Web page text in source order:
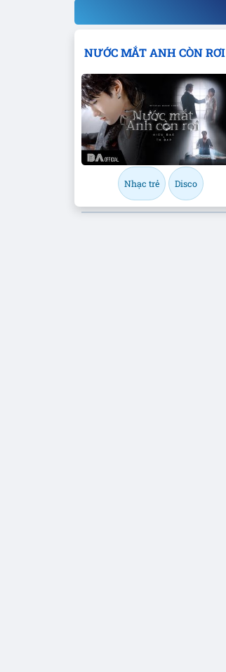
NƯỚC MẮT ANH CÒN RƠI
Nhạc trẻ Disco